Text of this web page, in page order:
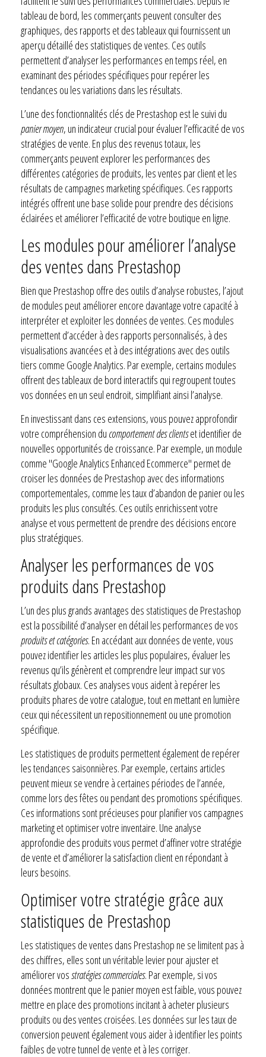
tableau de bord, les commerçants peuvent consulter des
graphiques, des rapports et des tableaux qui fournissent un
aperçu détaillé des statistiques de ventes. Ces outils
permettent d’analyser les performances en temps réel, en
examinant des périodes spécifiques pour repérer les
tendances ou les variations dans les résultats.
L’une des fonctionnalités clés de Prestashop est le suivi du
panier moyen, un indicateur crucial pour évaluer l’efficacité de vos
stratégies de vente. En plus des revenus totaux, les
commerçants peuvent explorer les performances des
différentes catégories de produits, les ventes par client et les
résultats de campagnes marketing spécifiques. Ces rapports
intégrés offrent une base solide pour prendre des décisions
éclairées et améliorer l’efficacité de votre boutique en ligne.
Les modules pour améliorer l’analyse
des ventes dans Prestashop
Bien que Prestashop offre des outils d’analyse robustes, l’ajout
de modules peut améliorer encore davantage votre capacité à
interpréter et exploiter les données de ventes. Ces modules
permettent d’accéder à des rapports personnalisés, à des
visualisations avancées et à des intégrations avec des outils
tiers comme Google Analytics. Par exemple, certains modules
offrent des tableaux de bord interactifs qui regroupent toutes
vos données en un seul endroit, simplifiant ainsi l’analyse.
En investissant dans ces extensions, vous pouvez approfondir
votre compréhension du comportement des clientset identifier de
nouvelles opportunités de croissance. Par exemple, un module
comme "Google Analytics Enhanced Ecommerce" permet de
croiser les données de Prestashop avec des informations
comportementales, comme les taux d’abandon de panier ou les
produits les plus consultés. Ces outils enrichissent votre
analyse et vous permettent de prendre des décisions encore
plus stratégiques.
Analyser les performances de vos
produits dans Prestashop
L’un des plus grands avantages des statistiques de Prestashop
est la possibilité d’analyser en détail les performances de vos
produits et catégories. En accédant aux données de vente, vous
pouvez identifier les articles les plus populaires, évaluer les
revenus qu’ils génèrent et comprendre leur impact sur vos
résultats globaux. Ces analyses vous aident à repérer les
produits phares de votre catalogue, tout en mettant en lumière
ceux qui nécessitent un repositionnement ou une promotion
spécifique.
Les statistiques de produits permettent également de repérer
les tendances saisonnières. Par exemple, certains articles
peuvent mieux se vendre à certaines périodes de l’année,
comme lors des fêtes ou pendant des promotions spécifiques.
Ces informations sont précieuses pour planifier vos campagnes
marketing et optimiser votre inventaire. Une analyse
approfondie des produits vous permet d’affiner votre stratégie
de vente et d’améliorer la satisfaction client en répondant à
leurs besoins.
Optimiser votre stratégie grâce aux
statistiques de Prestashop
Les statistiques de ventes dans Prestashop ne se limitent pas à
des chiffres, elles sont un véritable levier pour ajuster et
améliorer vosstratégies commerciales. Par exemple, si vos
données montrent que le panier moyen est faible, vous pouvez
mettre en place des promotions incitant à acheter plusieurs
produits ou des ventes croisées. Les données sur les taux de
conversion peuvent également vous aider à identifier les points
faibles de votre tunnel de vente et à les corriger.